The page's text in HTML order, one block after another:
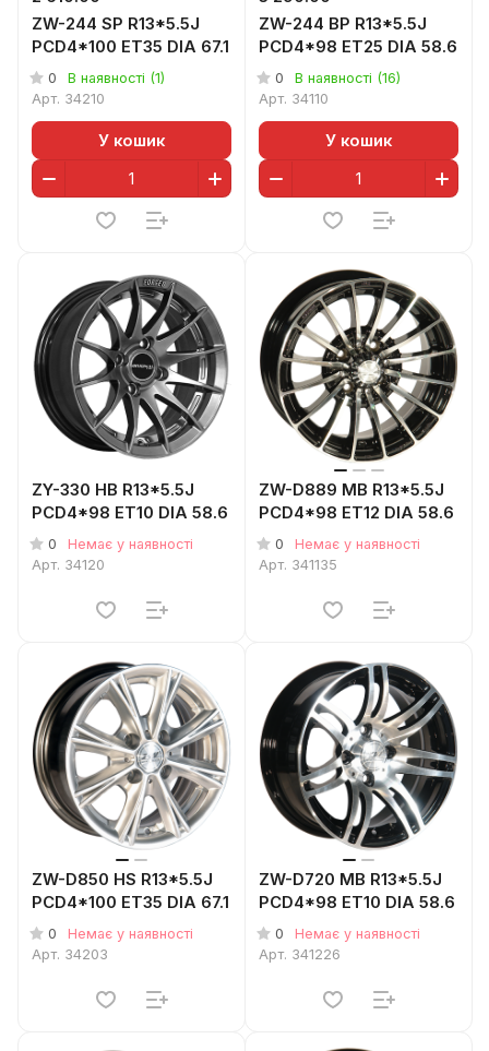
ZW-244 SP R13*5.5J
PCD4*100 ET35 DIA 67.1
0
В наявності (1)
Арт. 34210
У кошик
ZW-244 BP R13*5.5J
PCD4*98 ET25 DIA 58.6
0
В наявності (16)
Арт. 34110
У кошик
ZY-330 HB R13*5.5J
PCD4*98 ET10 DIA 58.6
0
Немає у наявності
Арт. 34120
ZW-D889 MB R13*5.5J
PCD4*98 ET12 DIA 58.6
0
Немає у наявності
Арт. 341135
ZW-D850 HS R13*5.5J
PCD4*100 ET35 DIA 67.1
0
Немає у наявності
Арт. 34203
ZW-D720 MB R13*5.5J
PCD4*98 ET10 DIA 58.6
0
Немає у наявності
Арт. 341226